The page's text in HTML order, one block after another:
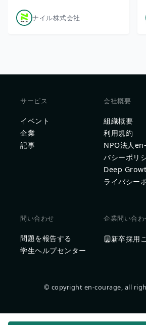
ナイル株式会社
サービス
イベント
企業
記事
会社概要
組織概要
利用規約
NPO法人
バシーポリ
Deep
ライバシー
問い合わせ
問題を報告する
学生ヘルプセンター
企業問い合わ
新卒採用
© copyright en-courage, all